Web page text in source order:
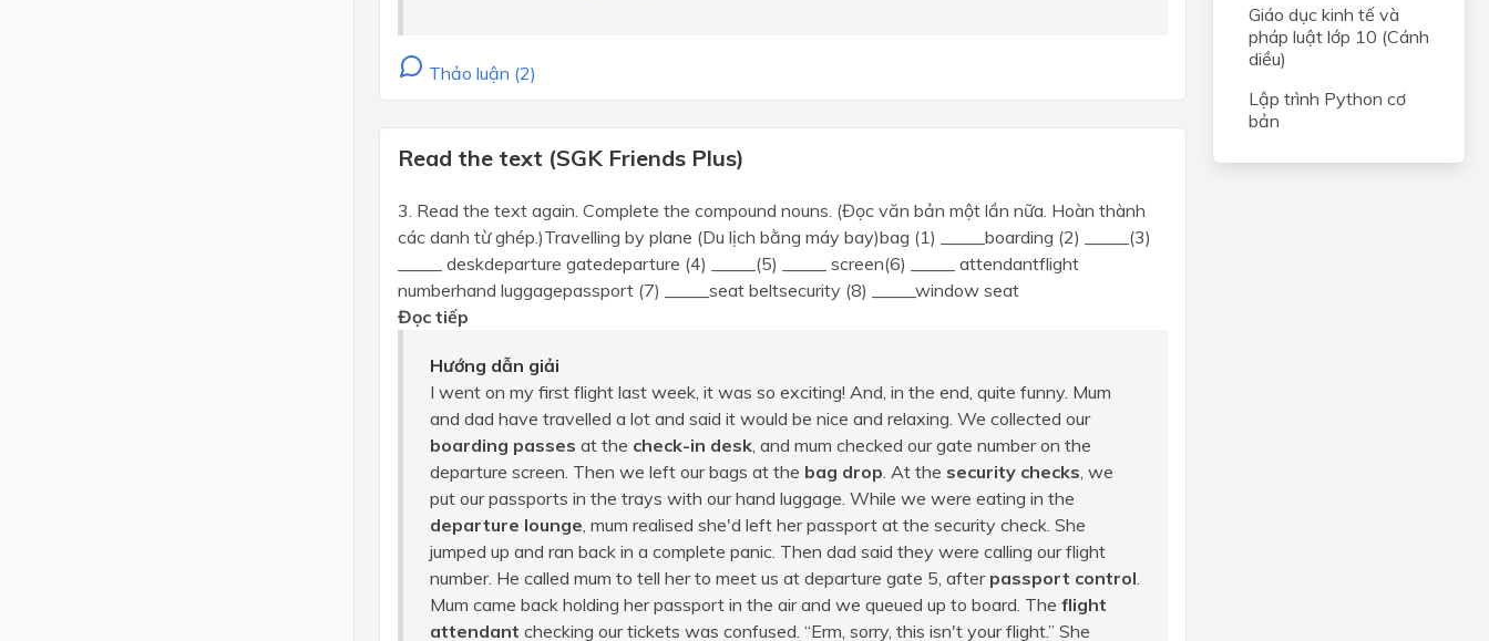
Thảo luận (2)
Read the text (SGK Friends Plus)
3. Read the text again. Complete the compound nouns. (Đọc văn bản một lần nữa. Hoàn thành
các danh từ ghép.)Travelling by plane (Du lịch bằng máy bay)bag (1) _____boarding (2) _____(3)
_____ deskdeparture gatedeparture (4) _____(5) _____ screen(6) _____ attendantflight
numberhand luggagepassport (7) _____seat beltsecurity (8) _____window seat
Đọc tiếp
Hướng dẫn giải
I went on my first flight last week, it was so exciting! And, in the end, quite funny. Mum
and dad have travelled a lot and said it would be nice and relaxing. We collected our
boarding passes at the check-in desk, and mum checked our gate number on the
departure screen. Then we left our bags at the bag drop. At the security checks, we
put our passports in the trays with our hand luggage. While we were eating in the
departure lounge, mum realised she'd left her passport at the security check. She
jumped up and ran back in a complete panic. Then dad said they were calling our flight
number. He called mum to tell her to meet us at departure gate 5, after passport control.
Mum came back holding her passport in the air and we queued up to board. The flight
attendant checking our tickets was confused. “Erm, sorry, this isn't your flight.” She
Giáo dục kinh tế và
pháp luật lớp 10 (Cánh
diều)
Lập trình Python cơ
bản